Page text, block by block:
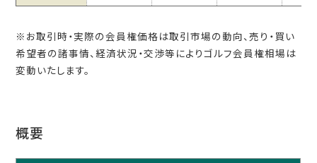
※お取引時・実際の会員権価格は取引市場の動向、売り・買い
希望者の諸事情、経済状況・交渉等によりゴルフ会員権相場は
変動いたします。
概要